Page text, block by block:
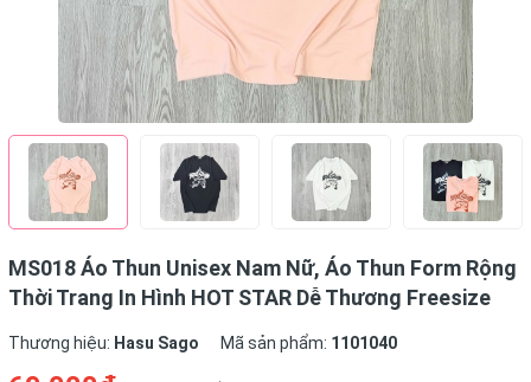
MS018 Áo Thun Unisex Nam Nữ, Áo Thun Form Rộng
Thời Trang In Hình HOT STAR Dễ Thương Freesize
Thương hiệu: Hasu Sago Mã sản phẩm: 1101040